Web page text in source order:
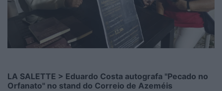
LA SALETTE > Eduardo Costa autografa "Pecado no
Orfanato" no stand do Correio de Azeméis